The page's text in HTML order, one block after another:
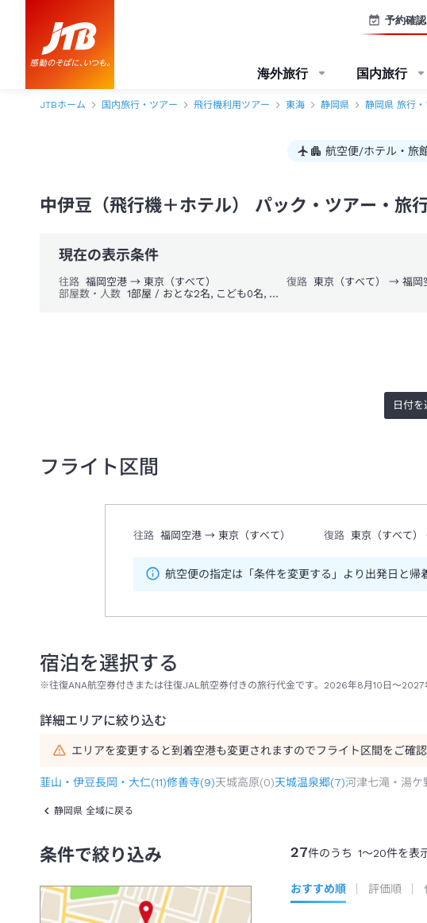
予約確認
海外旅行 国内旅行
JTBホーム 国内旅行・ツアー 飛行機利用ツアー 東海 静岡県 静岡県 旅行・
航空便/ホテル・旅
中伊豆（飛行機＋ホテル） パック・ツアー・旅
現在の表示条件
往路 福岡空港 → 東京（すべて） 復路 東京（すべて） → 福岡
部屋数・人数
1部屋 / おとな2名, こども0名, 幼児0名
日付
フライト区間
往路 福岡空港→ 東京（すべて） 復路 東京（すべて）
航空便の指定は「条件を変更する」より出発日と帰
宿泊を選択する
※往復ANA航空券付きまたは往復JAL航空券付きの旅行代金です。2026年8月10日～2027
詳細エリアに絞り込む
エリアを変更すると到着空港も変更されますのでフライト区間をご確認
韮山・伊豆長岡・大仁(11)修善寺(9)天城高原(0)天城温泉郷(7)河津七滝・湯ケ
静岡県 全域に戻る
条件で絞り込み 27件のうち 1～20件を表
おすすめ順 評価順